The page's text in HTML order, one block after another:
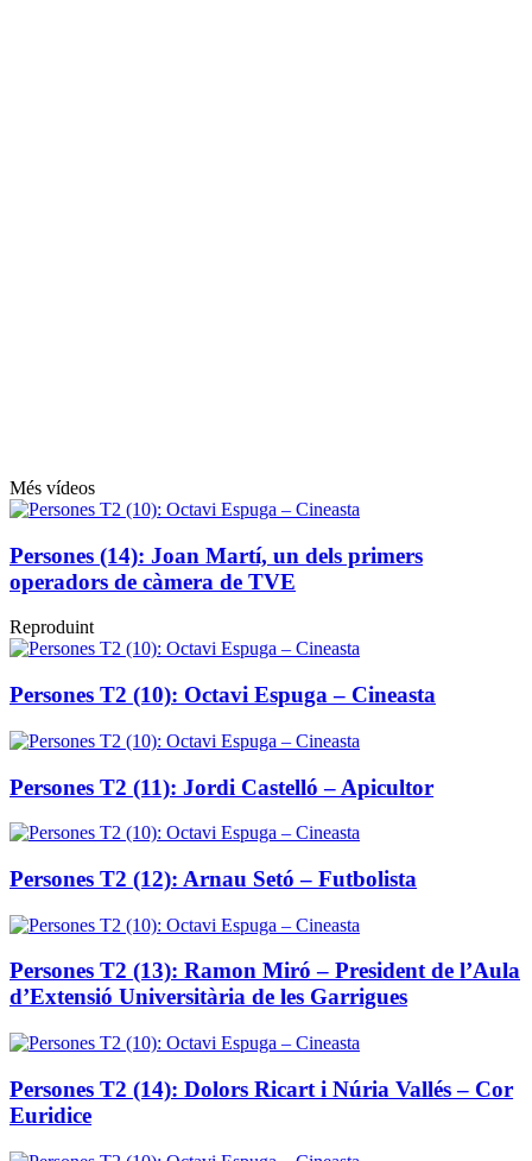
Més vídeos
Persones (14): Joan Martí, un dels primers
operadors de càmera de TVE
Reproduint
Persones T2 (10): Octavi Espuga – Cineasta
Persones T2 (11): Jordi Castelló – Apicultor
Persones T2 (12): Arnau Setó – Futbolista
Persones T2 (13): Ramon Miró – President de l’Aula
d’Extensió Universitària de les Garrigues
Persones T2 (14): Dolors Ricart i Núria Vallés – Cor
Euridice